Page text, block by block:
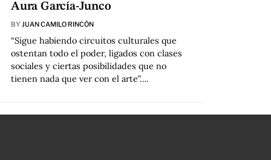
Aura García-Junco
BY JUAN CAMILO RINCÓN
“Sigue habiendo circuitos culturales que
ostentan todo el poder, ligados con clases
sociales y ciertas posibilidades que no
tienen nada que ver con el arte”….